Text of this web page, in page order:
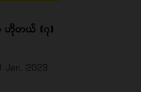
ဟိုတယ် (၇)
Jan, 2023